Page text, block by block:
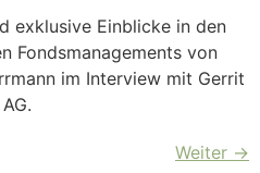
exklusive Einblicke in den
Fondsmanagements von
im Interview mit Gerrit
Weiter →